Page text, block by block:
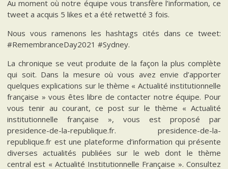
Au moment où notre équipe vous transfère l’information, ce
tweet a acquis 5 likes et a été retwetté 3 fois.
Nous vous ramenons les hashtags cités dans ce tweet:
#RemembranceDay2021 #Sydney.
La chronique se veut produite de la façon la plus complète
qui soit. Dans la mesure où vous avez envie d’apporter
quelques explications sur le thème « Actualité institutionnelle
française » vous êtes libre de contacter notre équipe. Pour
vous tenir au courant, ce post sur le thème « Actualité
institutionnelle française », vous est proposé par
presidence-de-la-republique.fr. presidence-de-la-
republique.fr est une plateforme d’information qui présente
diverses actualités publiées sur le web dont le thème
central est « Actualité Institutionnelle Française ». Consultez